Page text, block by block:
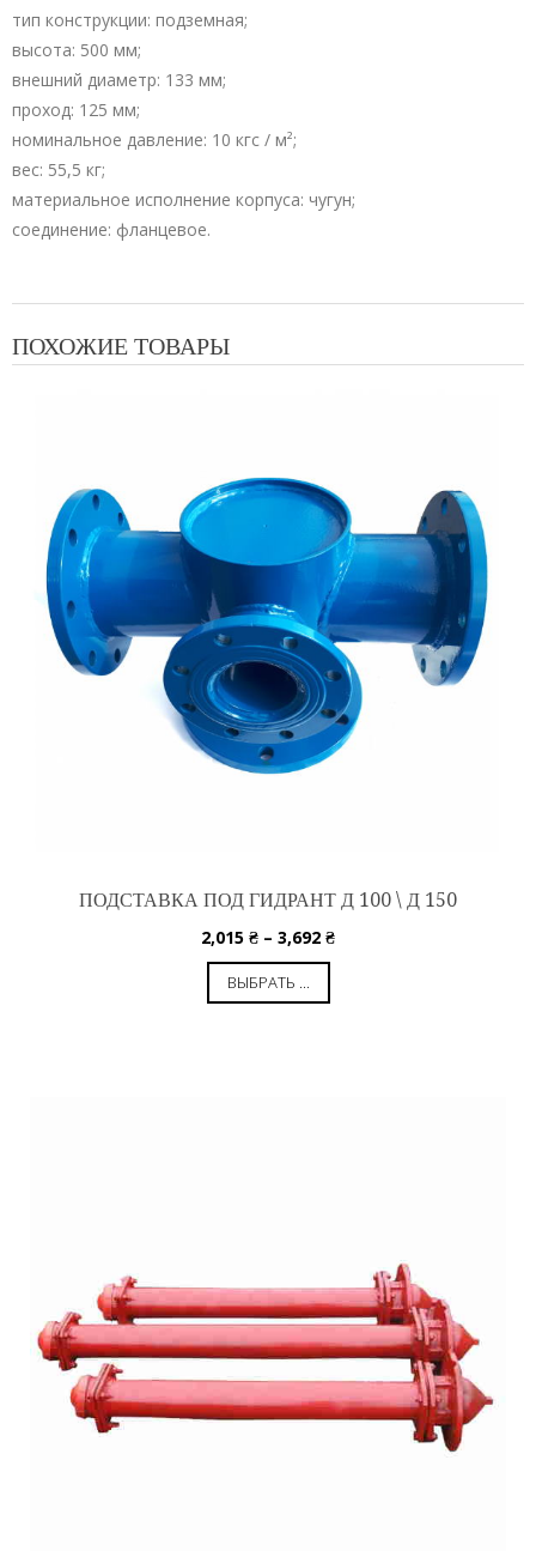
тип конструкции: подземная;
высота: 500 мм;
внешний диаметр: 133 мм;
проход: 125 мм;
номинальное давление: 10 кгс / м²;
вес: 55,5 кг;
материальное исполнение корпуса: чугун;
соединение: фланцевое.
ПОХОЖИЕ ТОВАРЫ
ПОДСТАВКА ПОД ГИДРАНТ Д 100 \ Д 150
2,015 ₴ – 3,692 ₴
ВЫБРАТЬ ...